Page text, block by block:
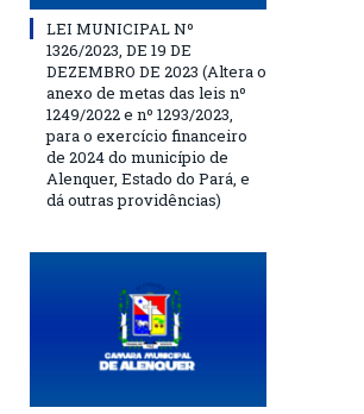
LEI MUNICIPAL Nº
1326/2023, DE 19 DE
DEZEMBRO DE 2023 (Altera o
anexo de metas das leis nº
1249/2022 e nº 1293/2023,
para o exercício financeiro
de 2024 do município de
Alenquer, Estado do Pará, e
dá outras providências)